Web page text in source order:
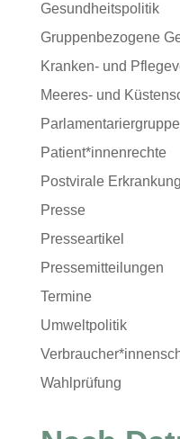
Gesundheitspolitik
Gruppenbezogene
Kranken- und
Meeres- und
Patient*innenrechte
Postvirale
Presse
Presseartikel
Pressemitteilungen
Termine
Umweltpolitik
Wahlprüfung